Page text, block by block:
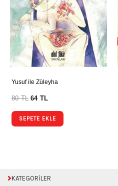
Yusuf ile Züleyha
80TL 64 TL
SEPETE EKLE
KATEGORİLER